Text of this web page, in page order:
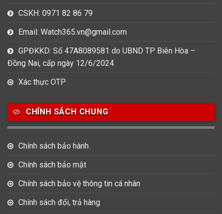
CSKH: 0971 82 86 79
Email: Watch365.vn@gmail.com
GPĐKKD: Số 47A8089581 do UBND TP Biên Hòa –
Đồng Nai, cấp ngày 12/6/2024
Xác thực OTP
CHÍNH SÁCH CHUNG
Chính sách bảo hành
Chính sách bảo mật
Chính sách bảo vệ thông tin cá nhân
Chính sách đổi, trả hàng